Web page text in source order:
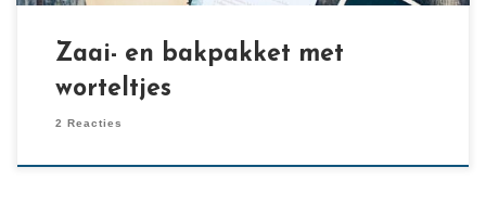
Zaai- en bakpakket met
worteltjes
2 Reacties